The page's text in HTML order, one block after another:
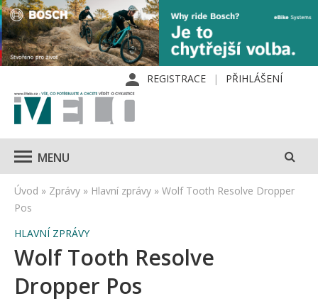
REGISTRACE PŘIHLÁŠENÍ
MENU
Úvod » Zprávy » Hlavní zprávy » Wolf Tooth Resolve Dropper
Pos
HLAVNÍ ZPRÁVY
Wolf Tooth Resolve
Dropper Pos